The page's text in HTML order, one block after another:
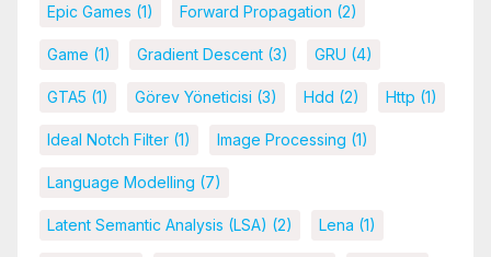
Epic Games (1) Forward Propagation (2)
Game (1) Gradient Descent (3) GRU (4)
GTA5 (1) Görev Yöneticisi (3) Hdd (2) Http (1)
Ideal Notch Filter (1) Image Processing (1)
Language Modelling (7)
Latent Semantic Analysis (LSA) (2) Lena (1)